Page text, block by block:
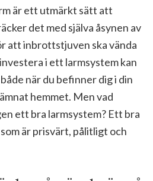
är ett utmärkt sätt att
det med själva åsynen av
att inbrottstjuven ska vända
i ett larmsystem kan
när du befinner dig i din
hemmet. Men vad
ett bra larmsystem? Ett bra
är prisvärt, pålitligt och